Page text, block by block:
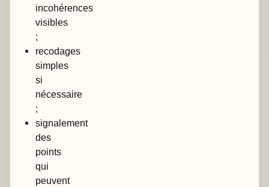
incohérences
visibles
;
recodages
simples
si
nécessaire
;
signalement
des
points
qui
peuvent